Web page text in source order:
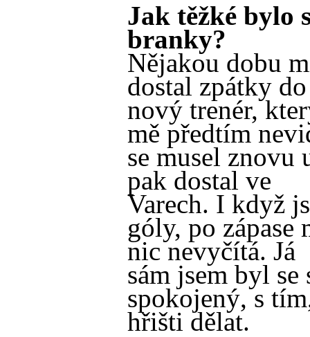
Jak těžké bylo
branky?
Nějakou dobu
dostal zpátky
nový trenér,
mě předtím
se musel znovu
pak dostal ve
Varech. I když
góly, po zápase
nic nevyčítá. Já
sám jsem byl
spokojený, s
hřišti dělat.